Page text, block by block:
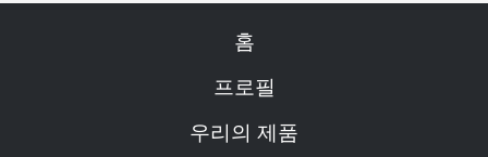
홈
프로필
우리의 제품